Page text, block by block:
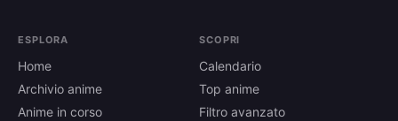
ESPLORA
Home
Archivio anime
Anime in corso
SCOPRI
Calendario
Top anime
Filtro avanzato